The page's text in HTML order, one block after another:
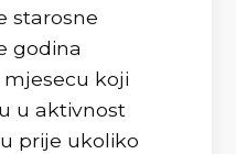
starosne
godina
koji
u aktivnost
prije ukoliko